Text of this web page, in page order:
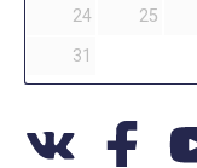
24
25
31